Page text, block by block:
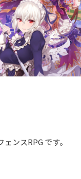
ンスRPG です。